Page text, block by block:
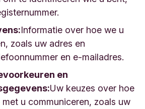
Informatie over hoe we u
zoals uw adres en
en e-mailadres.
en
Uw keuzes over hoe
u communiceren, zoals uw